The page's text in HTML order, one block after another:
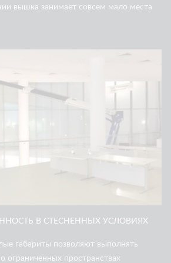
вышка занимает совсем мало места
В СТЕСНЕННЫХ УСЛОВИЯХ
габариты позволяют выполнять
ограниченных пространствах